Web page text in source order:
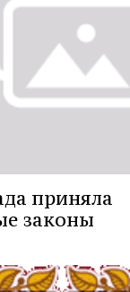
приняла
законы